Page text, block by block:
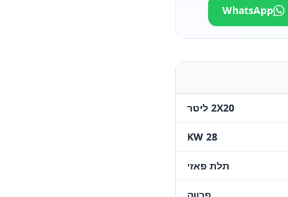
WhatsApp
2X20 ליטר
28 KW
תלת פאזי